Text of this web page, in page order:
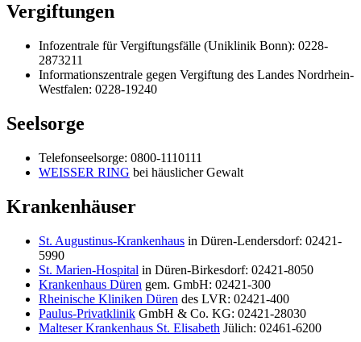
Vergiftungen
Infozentrale für Vergiftungsfälle (Uniklinik Bonn): 0228-
2873211
Informationszentrale gegen Vergiftung des Landes Nordrhein-
Westfalen: 0228-19240
Seelsorge
Telefonseelsorge: 0800-1110111
WEISSER RING bei häuslicher Gewalt
Krankenhäuser
St. Augustinus-Krankenhaus in Düren-Lendersdorf: 02421-
5990
St. Marien-Hospital in Düren-Birkesdorf: 02421-8050
Krankenhaus Düren gem. GmbH: 02421-300
Rheinische Kliniken Düren des LVR: 02421-400
Paulus-Privatklinik GmbH & Co. KG: 02421-28030
Malteser Krankenhaus St. Elisabeth Jülich: 02461-6200